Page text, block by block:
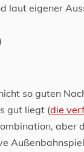
laut eigener
so guten
gut liegt (die